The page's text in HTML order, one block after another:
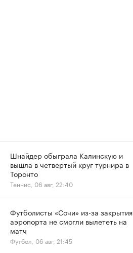
Шнайдер обыграла Калинскую и
вышла в четвертый круг турнира в
Торонто
Теннис, 06 авг, 22:40
Футболисты «Сочи» из-за закрытия
аэропорта не смогли вылететь на
матч
Футбол, 06 авг, 21:45